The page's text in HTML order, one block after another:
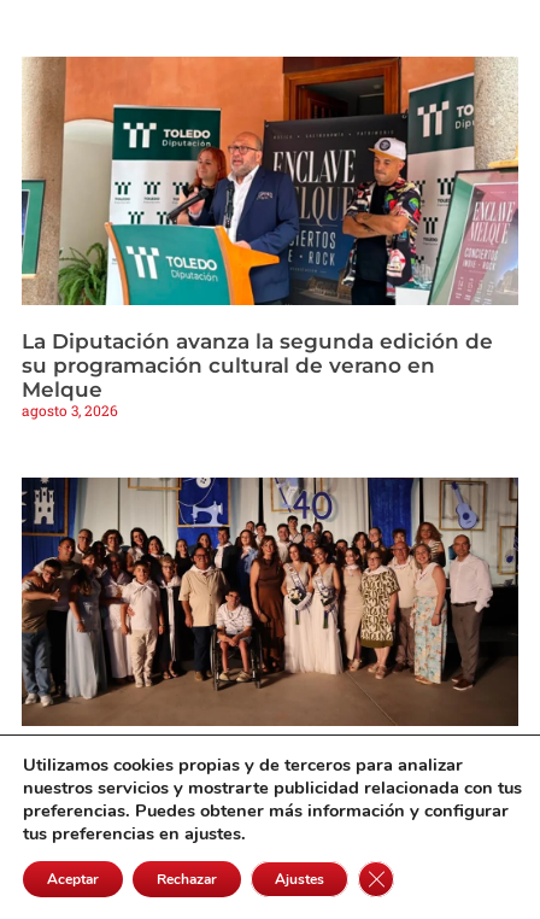
La Diputación avanza la segunda edición de
su programación cultural de verano en
Melque
agosto 3, 2026
Campo de Criptana inicio Feria 2026 con el
pregón de Déborah Escobar y la proclamación
de las damas
agosto 2, 2026
Utilizamos cookies propias y de terceros para analizar
nuestros servicios y mostrarte publicidad relacionada con tus
preferencias. Puedes obtener más información y configurar
tus preferencias en ajustes.
Aceptar Rechazar Ajustes Cerrar el banner de